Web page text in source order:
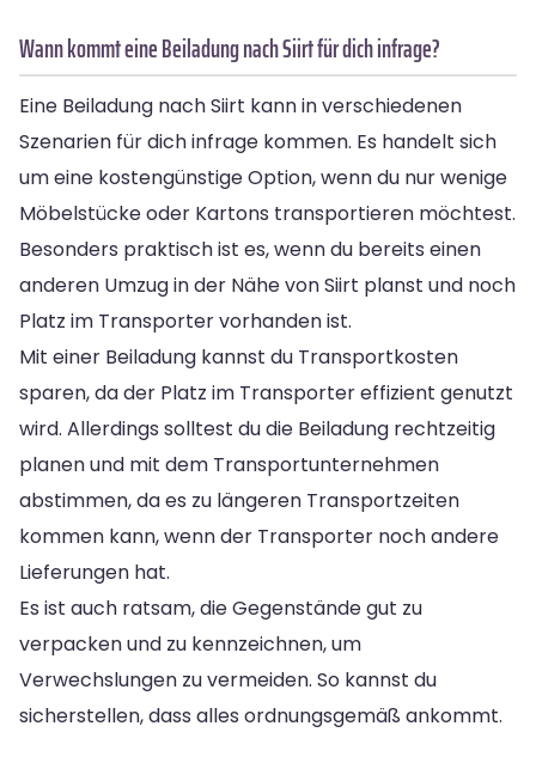
Wann kommt eine Beiladung nach Siirt für dich infrage?
Eine Beiladung nach Siirt kann in verschiedenen
Szenarien für dich infrage kommen. Es handelt sich
um eine kostengünstige Option, wenn du nur wenige
Möbelstücke oder Kartons transportieren möchtest.
Besonders praktisch ist es, wenn du bereits einen
anderen Umzug in der Nähe von Siirt planst und noch
Platz im Transporter vorhanden ist.
Mit einer Beiladung kannst du Transportkosten
sparen, da der Platz im Transporter effizient genutzt
wird. Allerdings solltest du die Beiladung rechtzeitig
planen und mit dem Transportunternehmen
abstimmen, da es zu längeren Transportzeiten
kommen kann, wenn der Transporter noch andere
Lieferungen hat.
Es ist auch ratsam, die Gegenstände gut zu
verpacken und zu kennzeichnen, um
Verwechslungen zu vermeiden. So kannst du
sicherstellen, dass alles ordnungsgemäß ankommt.